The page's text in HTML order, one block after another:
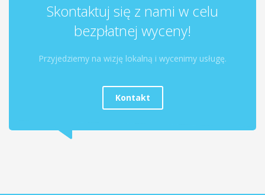
Skontaktuj się z nami w celu
bezpłatnej wyceny!
Przyjedziemy na wizję lokalną i wycenimy usługę.
Kontakt